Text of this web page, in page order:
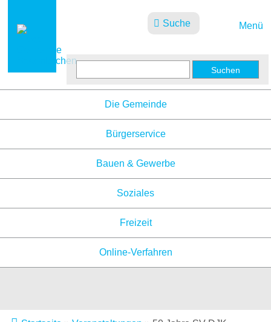
Menü
Suche
Die Gemeinde
Bürgerservice
Bauen & Gewerbe
Soziales
Freizeit
Online-Verfahren